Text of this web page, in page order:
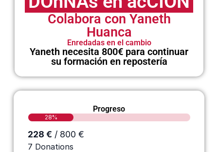
Colabora con Yaneth
Huanca
Enredadas en el cambio
Yaneth necesita 800€ para continuar
su formación en repostería
Progreso